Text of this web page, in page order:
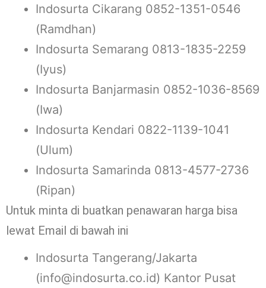
Indosurta Cikarang 0852-1351-0546
(Ramdhan)
Indosurta Semarang 0813-1835-2259
(Iyus)
Indosurta Banjarmasin 0852-1036-8569
(Iwa)
Indosurta Kendari 0822-1139-1041
(Ulum)
Indosurta Samarinda 0813-4577-2736
(Ripan)
Untuk minta di buatkan penawaran harga bisa
lewat Email di bawah ini
Indosurta Tangerang/Jakarta
(info@indosurta.co.id) Kantor Pusat